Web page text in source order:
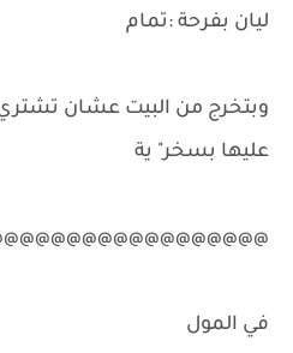
ليان بفرحة :تمام
وبتخرج من البيت عشان
عليها بسخر" ية
في المول